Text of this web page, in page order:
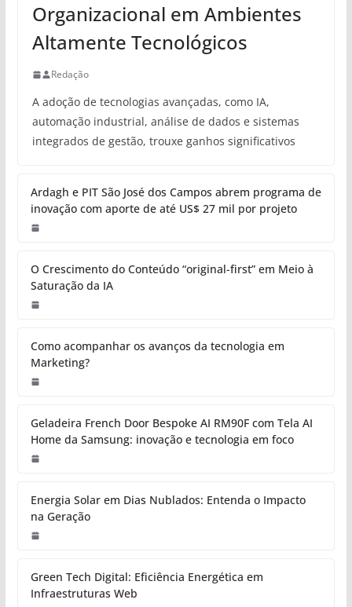
Organizacional em Ambientes
Altamente Tecnológicos
Redação
A adoção de tecnologias avançadas, como IA,
automação industrial, análise de dados e sistemas
integrados de gestão, trouxe ganhos significativos
Ardagh e PIT São José dos Campos abrem programa de
inovação com aporte de até US$ 27 mil por projeto
O Crescimento do Conteúdo “original-first” em Meio à
Saturação da IA
Como acompanhar os avanços da tecnologia em
Marketing?
Geladeira French Door Bespoke AI RM90F com Tela AI
Home da Samsung: inovação e tecnologia em foco
Energia Solar em Dias Nublados: Entenda o Impacto
na Geração
Green Tech Digital: Eficiência Energética em
Infraestruturas Web